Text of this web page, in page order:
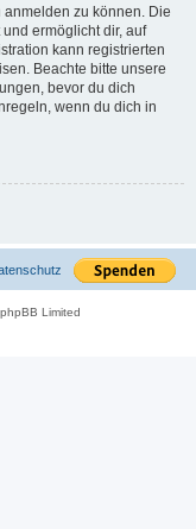
anmelden zu können. Die
ermöglicht dir, auf
kann registrierten
Beachte bitte unsere
bevor du dich
wenn du dich in
Limited